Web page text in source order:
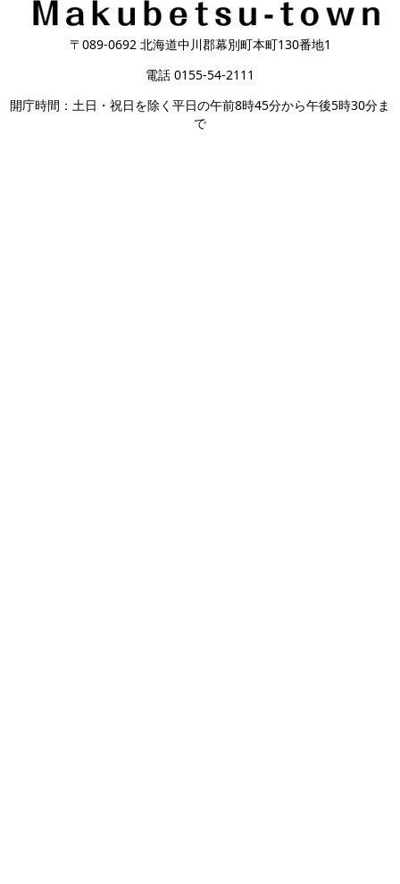
〒089-0692 北海道中川郡幕別町本町130番地1
電話 0155-54-2111
開庁時間：土日・祝日を除く平日の午前8時45分から午後5時30分ま
で